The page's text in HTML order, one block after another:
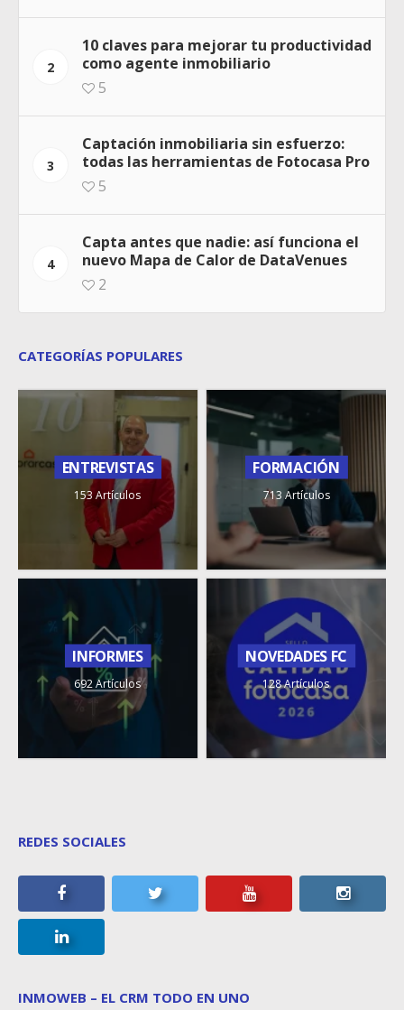
2
10 claves para mejorar tu productividad
como agente inmobiliario
5
3
Captación inmobiliaria sin esfuerzo:
todas las herramientas de Fotocasa Pro
5
4
Capta antes que nadie: así funciona el
nuevo Mapa de Calor de DataVenues
2
CATEGORÍAS POPULARES
ENTREVISTAS
153 Artículos
FORMACIÓN
713 Artículos
INFORMES
692 Artículos
NOVEDADES FC
128 Artículos
REDES SOCIALES
INMOWEB – EL CRM TODO EN UNO